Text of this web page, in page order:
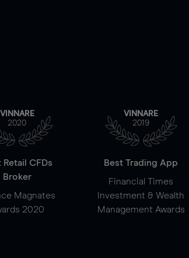
VINNARE
2020
Retail CFDs
Broker
Magnates
2020
VINNARE
2019
Best Trading App
Financial Times
Investment & Wealth
Management Awards